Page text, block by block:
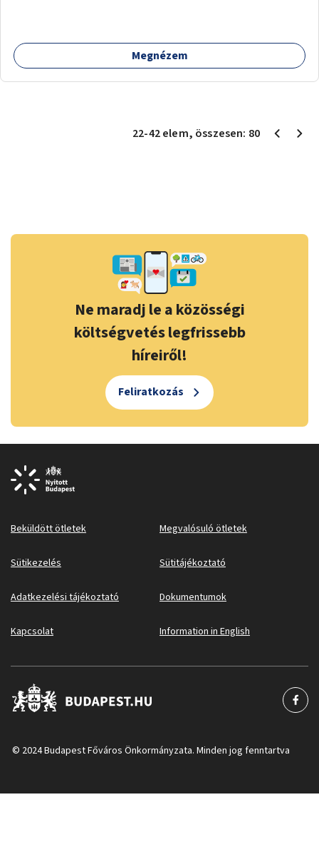
Megnézem
22-42elem, összesen: 80
Ne maradj le a közösségi
költségvetés legfrissebb
híreiről!
Feliratkozás
Beküldött ötletek Megvalósuló ötletek
Sütikezelés Sütitájékoztató
Adatkezelési tájékoztató Dokumentumok
Kapcsolat Information in English
© 2024 Budapest Főváros Önkormányzata. Minden jog fenntartva